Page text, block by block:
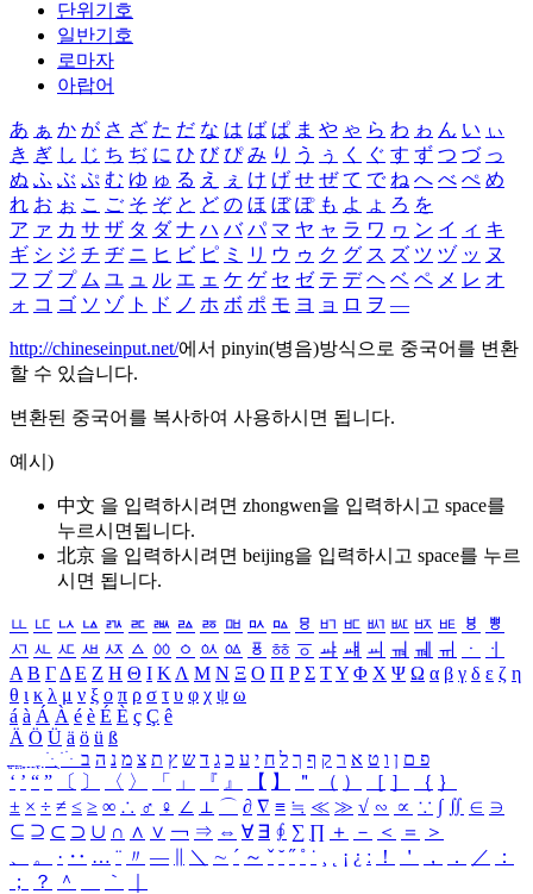
단위기호
일반기호
로마자
아랍어
あ ぁ か が さ ざ た だ な は ば ぱ ま や ゃ ら わ ゎ ん い ぃ
き ぎ し じ ち ぢ に ひ び ぴ み り う ぅ く ぐ す ず つ づ っ
ぬ ふ ぶ ぷ む ゆ ゅ る え ぇ け げ せ ぜ て で ね へ べ ぺ め
れ お ぉ こ ご そ ぞ と ど の ほ ぼ ぽ も よ ょ ろ を
ア ァ カ サ ザ タ ダ ナ ハ バ パ マ ヤ ャ ラ ワ ヮ ン イ ィ キ
ギ シ ジ チ ヂ ニ ヒ ビ ピ ミ リ ウ ゥ ク グ ス ズ ツ ヅ ッ ヌ
フ ブ プ ム ユ ュ ル エ ェ ケ ゲ セ ゼ テ デ ヘ ベ ペ メ レ オ
ォ コ ゴ ソ ゾ ト ド ノ ホ ボ ポ モ ヨ ョ ロ ヲ ―
http://chineseinput.net/에서 pinyin(병음)방식으로 중국어를 변환
할 수 있습니다.
변환된 중국어를 복사하여 사용하시면 됩니다.
예시)
中文 을 입력하시려면 zhongwen을 입력하시고 space를
누르시면됩니다.
北京 을 입력하시려면 beijing을 입력하시고 space를 누르
시면 됩니다.
ㅥ ㅦ ㅧ ㅨ ㅩ ㅪ ㅫ ㅬ ㅭ ㅮ ㅯ ㅰ ㅱ ㅲ ㅳ ㅴ ㅵ ㅶ ㅷ ㅸ
ㅹ
ㅺ ㅻ ㅼ ㅽ ㅾ ㅿ ㆀ ㆁ ㆂ ㆃ ㆄ ㆅ ㆆ ㆇ ㆈ ㆉ ㆊ ㆋ ㆌ ㆍ
ㆎ
Α Β ΓΔ Ε Ζ Η Θ Ι ΚΛ Μ Ν Ξ Ο Π Ρ Σ ΤΥ Φ Χ Ψ Ω α β γ δ ε ζ η
θ ι κ λ μ ν ξ ο π ρ σ τ υ φ χ ψ ω
á à Á À é è É È ç Ç ê
Ä Ö Ü ä ö ü ß
ִֶֹ ֻּ ׁׂ פ ם ן ו ט א ר ק ף ך ל ח י ע כ ג ד ש ץ ת צ מ נ ה ב
‘ ’ “ ” 〔 〕 〈 〉 「 」 『 』 【 】 ＂ （ ） ［ ］ ｛ ｝
± × ÷ ≠ ≤ ≥ ∞ ∴ ♂ ♀ ∠ ⊥ ⌒ ∂ ∇ ≡ ≒ ≪ ≫ √ ∽ ∝ ∵ ∫ ∬ ∈ ∋
⊆ ⊇ ⊂ ⊃ ∪ ∩ ∧ ∨ ￢ ⇒ ⇔ ∀ ∃ ∮ ∑ ∏ ＋ － ＜ ＝
＞
、
。 · ‥ … ¨ 〃 ― ＼ ∼ ´ ～ ˇ ˘ ˝ ˚ ˙ ¸ ¡ ¿ ː ！ ＇ ， ． ／
：
；
？ ＾ ｀